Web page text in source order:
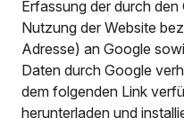
Erfassung der durch
Nutzung der Website
Adresse) an Google
Daten durch Google
dem folgenden Link
herunterladen und